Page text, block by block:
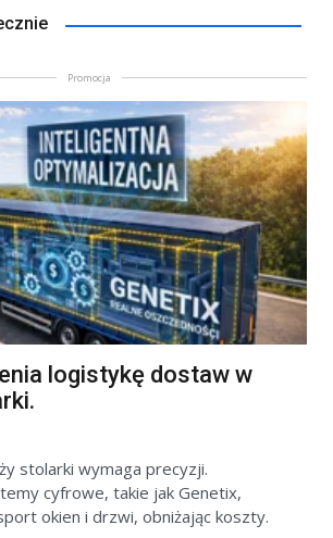
Promocja
logistykę dostaw w
stolarki wymaga precyzji.
cyfrowe, takie jak Genetix,
okien i drzwi, obniżając koszty.